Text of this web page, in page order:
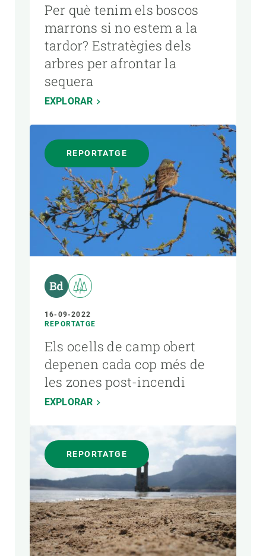
Per què tenim els boscos
marrons si no estem a la
tardor? Estratègies dels
arbres per afrontar la
sequera
EXPLORAR
REPORTATGE
16-09-2022
REPORTATGE
Els ocells de camp obert
depenen cada cop més de
les zones post-incendi
EXPLORAR
REPORTATGE